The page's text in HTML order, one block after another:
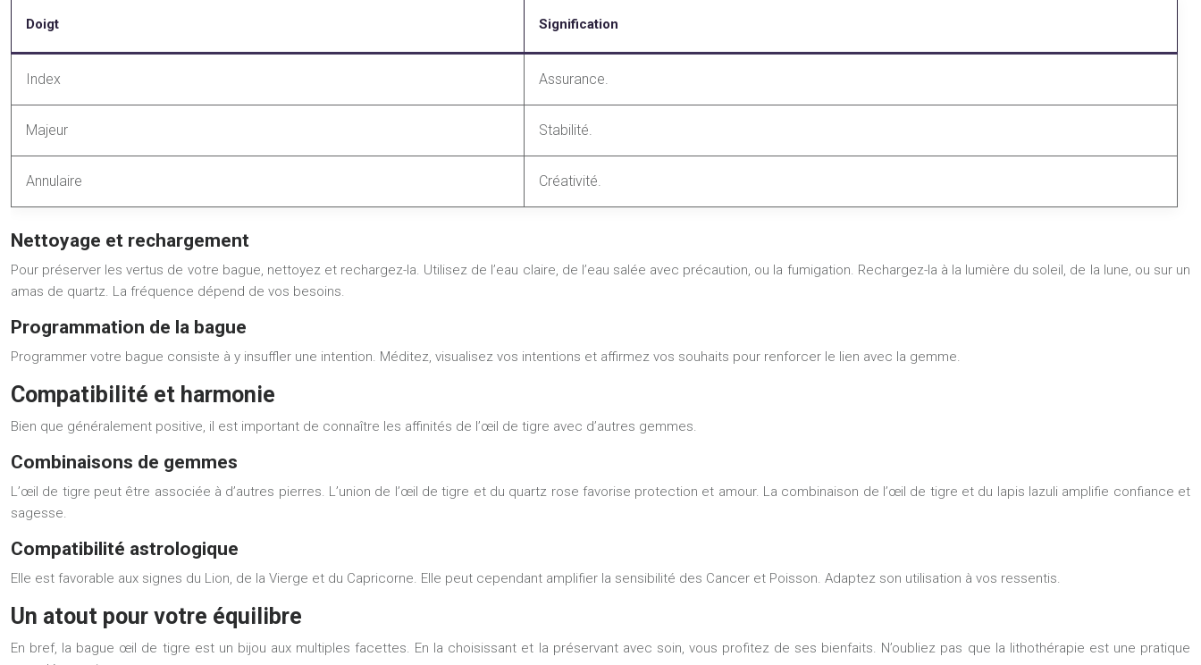
Doigt Signification
Index Assurance.
Majeur Stabilité.
Annulaire Créativité.
Nettoyage et rechargement
Pour préserver les vertus de votre bague, nettoyez et rechargez-la. Utilisez de l’eau claire, de l’eau salée avec précaution, ou la fumigation. Rechargez-la à la lumière du soleil, de la lune, ou sur un
amas de quartz. La fréquence dépend de vos besoins.
Programmation de la bague
Programmer votre bague consiste à y insuffler une intention. Méditez, visualisez vos intentions et affirmez vos souhaits pour renforcer le lien avec la gemme.
Compatibilité et harmonie
Bien que généralement positive, il est important de connaître les affinités de l’œil de tigre avec d’autres gemmes.
Combinaisons de gemmes
L’œil de tigre peut être associée à d’autres pierres. L’union de l’œil de tigre et du quartz rose favorise protection et amour. La combinaison de l’œil de tigre et du lapis lazuli amplifie confiance et
sagesse.
Compatibilité astrologique
Elle est favorable aux signes du Lion, de la Vierge et du Capricorne. Elle peut cependant amplifier la sensibilité des Cancer et Poisson. Adaptez son utilisation à vos ressentis.
Un atout pour votre équilibre
En bref, la bague œil de tigre est un bijou aux multiples facettes. En la choisissant et la préservant avec soin, vous profitez de ses bienfaits. N’oubliez pas que la lithothérapie est une pratique